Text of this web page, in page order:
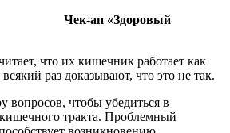
что их кишечник работает как
раз доказывают, что это не так.
вопросов, чтобы убедиться в
тракта. Проблемный